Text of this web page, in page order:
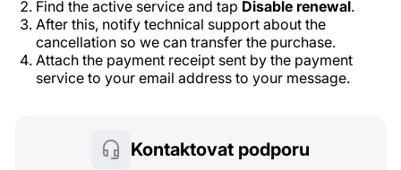
Find the active service and tap Disable renewal.
After this, notify technical support about the
cancellation so we can transfer the purchase.
Attach the payment receipt sent by the payment
service to your email address to your message.
Kontaktovat podporu